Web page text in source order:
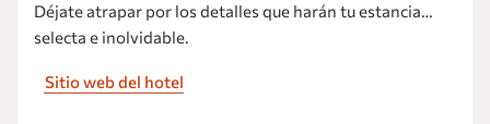
Déjate atrapar por los detalles que harán tu estancia
selecta e inolvidable.
Sitio web del hotel